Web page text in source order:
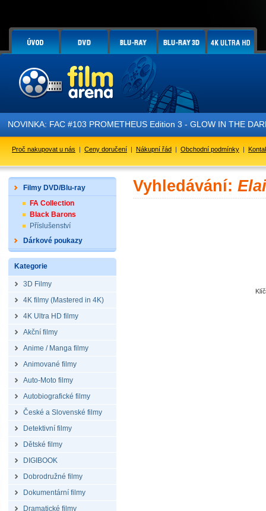
NOVINKA: FAC #103 PROMETHEUS Edition 3 - GLOW IN THE
Proč nakupovat u nás | Ceny doručení | Nákupní řád | Obchodní podmínky |
Filmy DVD/Blu-ray
FA Collection
Black Barons
Příslušenství
Dárkové poukazy
Kategorie
3D Filmy
4K filmy (Mastered in 4K)
4K Ultra HD filmy
Akční filmy
Anime / Manga filmy
Animované filmy
Auto-Moto filmy
Autobiografické filmy
České a Slovenské filmy
Detektivní filmy
Dětské filmy
DIGIBOOK
Dobrodružné filmy
Dokumentární filmy
Dramatické filmy
Vyhledávání: